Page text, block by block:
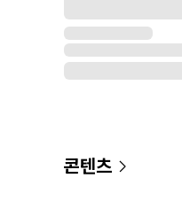
콘텐츠